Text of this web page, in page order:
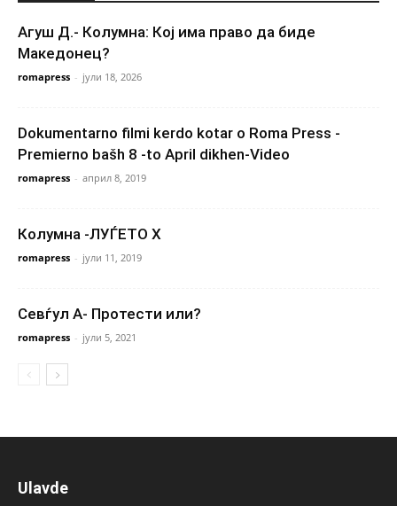
Агуш Д.- Колумна: Кој има право да биде
Македонец?
romapress - јули 18, 2026
Dokumentarno filmi kerdo kotar o Roma Press -
Premierno bašh 8 -to April dikhen-Video
romapress - април 8, 2019
Колумна -ЛУЃЕТО X
romapress - јули 11, 2019
Севѓул А- Протести или?
romapress - јули 5, 2021
Ulavde